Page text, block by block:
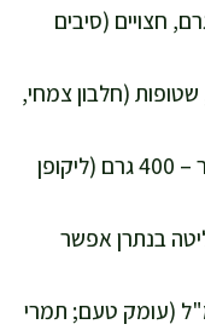
קלופים מבושלים – 250 גרם, חצויים (סיבים
ירוקות – 180 גרם, שטופות (חלבון צמחי,
עגבניות מרוסקות ללא תוספת סוכר – 400 גרם (ליקופן
900 מ"ל (לשליטה בנתרן אפשר
סויה דל נתרן או תמרי – 15 מ"ל (עומק טעם; תמרי